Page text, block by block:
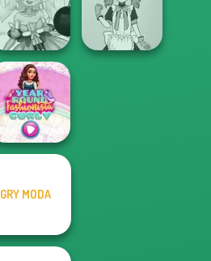
Cyberpunk
Guardians
Back To School
Fashionistas
Anime Fairy
Creator
Year Round
GRY MODA